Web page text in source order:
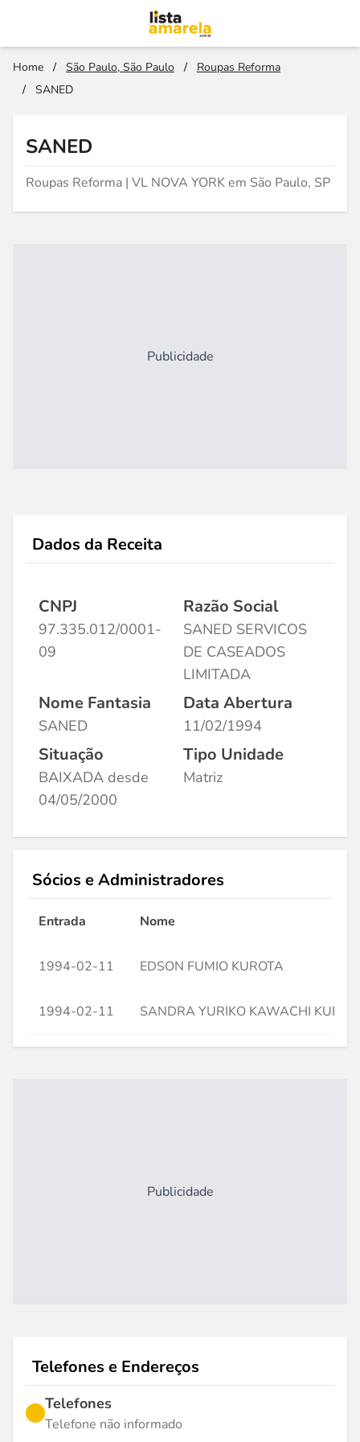
Home / São Paulo, São Paulo /
Roupas Reforma
/
SANED
SANED
Roupas Reforma | VL NOVA YORK em São Paulo, SP
Publicidade
Dados da Receita
CNPJ
97.335.012/0001-
09
Razão Social
SANED SERVICOS
DE CASEADOS
LIMITADA
Nome Fantasia
SANED
Data Abertura
11/02/1994
Situação
BAIXADA desde
04/05/2000
Tipo Unidade
Matriz
Sócios e Administradores
Entrada Nome
1994-02-11 EDSON FUMIO KUROTA
1994-02-11 SANDRA YURIKO KAWACHI
Publicidade
Telefones e Endereços
Telefones
Telefone não informado